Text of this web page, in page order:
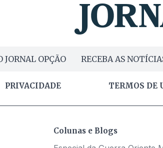
JORNAL OPÇÃO RECEBA AS
PRIVACIDADE TERMOS DE
Colunas e Blogs